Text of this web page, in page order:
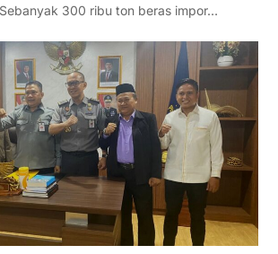
300 ribu ton beras impor…